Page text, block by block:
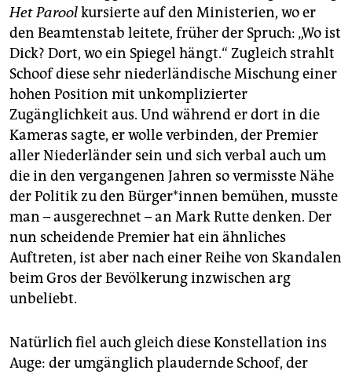
Het Paroolkursierte auf den Ministerien, wo er
den Beamtenstab leitete, früher der Spruch: „Wo ist
Dick? Dort, wo ein Spiegel hängt.“ Zugleich strahlt
Schoof diese sehr niederländische Mischung einer
hohen Position mit unkomplizierter
Zugänglichkeit aus. Und während er dort in die
Kameras sagte, er wolle verbinden, der Premier
aller Niederländer sein und sich verbal auch um
die in den vergangenen Jahren so vermisste Nähe
der Politik zu den Bür­ge­r*in­nen bemühen, musste
man – ausgerechnet – an Mark Rutte denken. Der
nun scheidende Premier hat ein ähnliches
Auftreten, ist aber nach einer Reihe von Skandalen
beim Gros der Bevölkerung inzwischen arg
unbeliebt.
Natürlich fiel auch gleich diese Konstellation ins
Auge: der umgänglich plaudernde Schoof, der